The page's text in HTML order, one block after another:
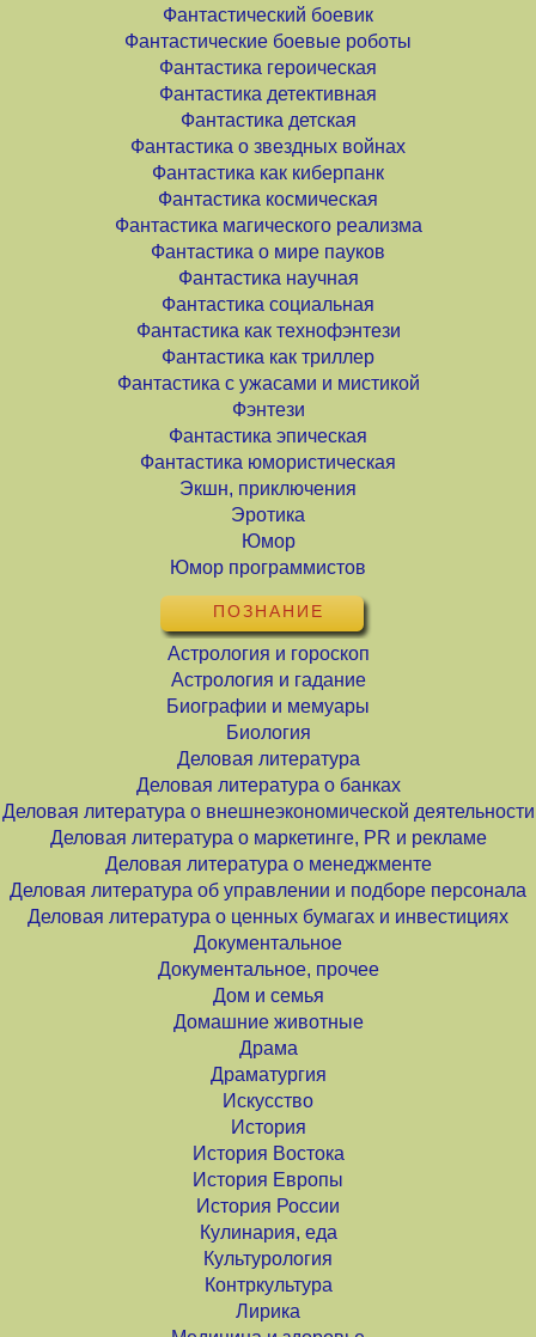
Фантастический боевик
Фантастические боевые роботы
Фантастика героическая
Фантастика детективная
Фантастика детская
Фантастика о звездных войнах
Фантастика как киберпанк
Фантастика космическая
Фантастика магического реализма
Фантастика о мире пауков
Фантастика научная
Фантастика социальная
Фантастика как технофэнтези
Фантастика как триллер
Фантастика с ужасами и мистикой
Фэнтези
Фантастика эпическая
Фантастика юмористическая
Экшн, приключения
Эротика
Юмор
Юмор программистов
ПОЗНАНИЕ
Астрология и гороскоп
Астрология и гадание
Биографии и мемуары
Биология
Деловая литература
Деловая литература о банках
Деловая литература о внешнеэкономической деятельности
Деловая литература о маркетинге, PR и рекламе
Деловая литература о менеджменте
Деловая литература об управлении и подборе персонала
Деловая литература о ценных бумагах и инвестициях
Документальное
Документальное, прочее
Дом и семья
Домашние животные
Драма
Драматургия
Искусство
История
История Востока
История Европы
История России
Кулинария, еда
Культурология
Контркультура
Лирика